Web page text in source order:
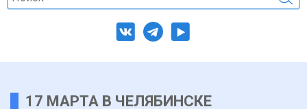
17 МАРТА В ЧЕЛЯБИНСКЕ